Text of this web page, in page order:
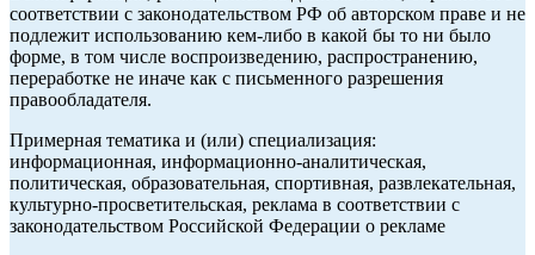
соответствии с законодательством РФ об авторском праве и не
подлежит использованию кем-либо в какой бы то ни было
форме, в том числе воспроизведению, распространению,
переработке не иначе как с письменного разрешения
правообладателя.
Примерная тематика и (или) специализация:
информационная, информационно-аналитическая,
политическая, образовательная, спортивная, развлекательная,
культурно-просветительская, реклама в соответствии с
законодательством Российской Федерации о рекламе